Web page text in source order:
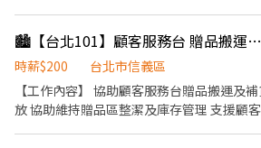
上購買市場生鮮、蔬果、肉品及各式商品
隨著市場訂單持續成長，目前團隊正擴大招
商品採買、檢貨、分裝及商品資訊維護，
場數位化服務。 - ✨【工作內容】 * 依照訂
🏙️【台北101】顧客服務台 贈品搬運PT #短期
時薪$200
台北市信義區
【工作內容】 協助顧客服務台贈品搬運及
放 協助維持贈品區整潔及庫存管理 支援顧